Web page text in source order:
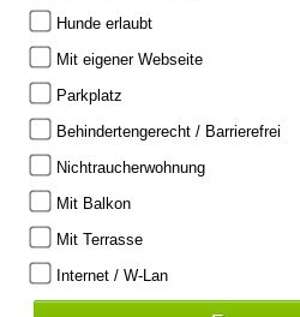
Hunde erlaubt
Mit eigener Webseite
Parkplatz
Behindertengerecht / Barrierefrei
Nichtraucherwohnung
Mit Balkon
Mit Terrasse
Internet / W-Lan